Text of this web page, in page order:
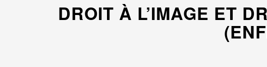
DROIT À L’IMAGE ET